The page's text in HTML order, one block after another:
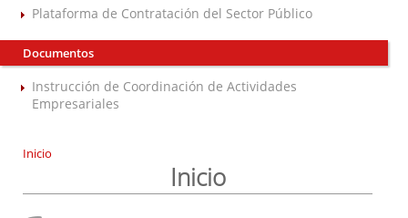
Plataforma de Contratación del Sector Público
Documentos
Instrucción de Coordinación de Actividades
Empresariales
Inicio
Inicio